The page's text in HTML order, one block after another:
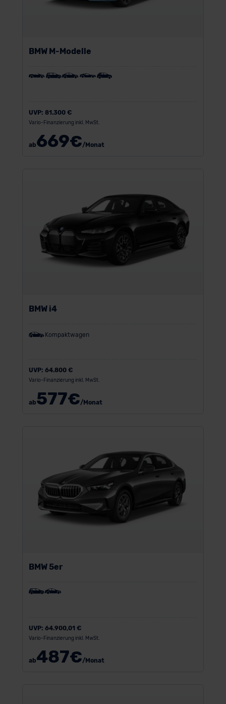
BMW M-Modelle
UVP: 81.300 €
Vario-Finanzierung inkl. MwSt.
ab669€/Monat
BMW i4
Kompaktwagen
UVP: 64.800 €
Vario-Finanzierung inkl. MwSt.
ab577€/Monat
BMW 5er
UVP: 64.900,01 €
Vario-Finanzierung inkl. MwSt.
ab487€/Monat